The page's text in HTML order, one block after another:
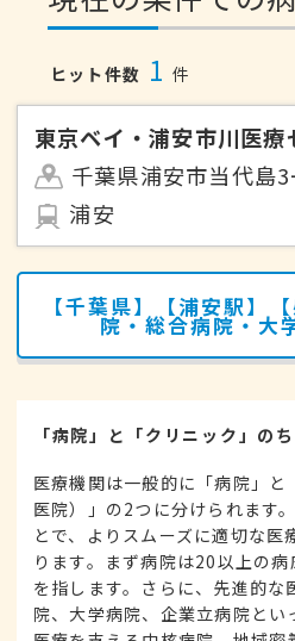
ヒット件数 1 件
東京ベイ・浦安市川医療
千葉県浦安市当代島
浦安
【千葉県】【浦安駅】
院・総合病院・大
「病院」と「クリニック」の
医療機関は一般的に「病院」と
医院）」の2つに分けられます
とで、よりスムーズに適切な医
ります。まず病院は20以上の
を指します。さらに、先進的な
院、大学病院、企業立病院と